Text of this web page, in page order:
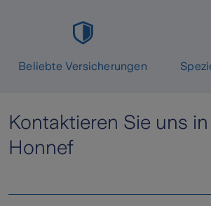
Beliebte Versicherungen
Kontaktieren Sie uns
Honnef